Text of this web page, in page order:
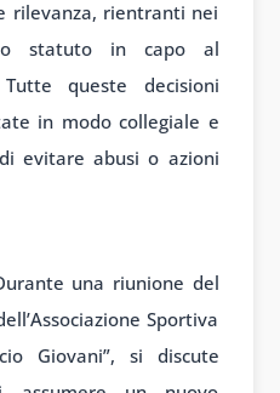
rilevanza, rientranti nei
statuto in capo al
queste decisioni
in modo collegiale e
evitare abusi o azioni
una riunione del
Sportiva
Giovani”, si discute